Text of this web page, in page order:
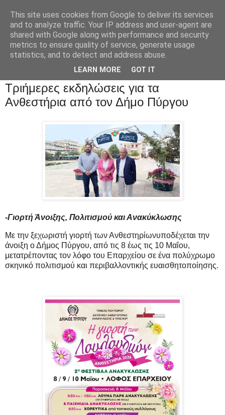
Τριήμερες εκδηλώσεις για τα
Ανθεστήρια από τον Δήμο Πύργου
-Γιορτή Άνοιξης, Πολιτισμού και Ανακύκλωσης
Με την ξεχωριστή γιορτή των Ανθεστηρίωνυποδέχεται την
άνοιξη ο Δήμος Πύργου, από τις 8 έως τις 10 Μαΐου,
μετατρέποντας τον λόφο του Επαρχείου σε ένα πολύχρωμο
σκηνικό πολιτισμού και περιβαλλοντικής ευαισθητοποίησης.
This site uses cookies from Google to deliver its services
and to analyze traffic. Your IP address and user-agent are
shared with Google along with performance and security
metrics to ensure quality of service, generate usage
statistics, and to detect and address abuse.
LEARN MORE GOT IT